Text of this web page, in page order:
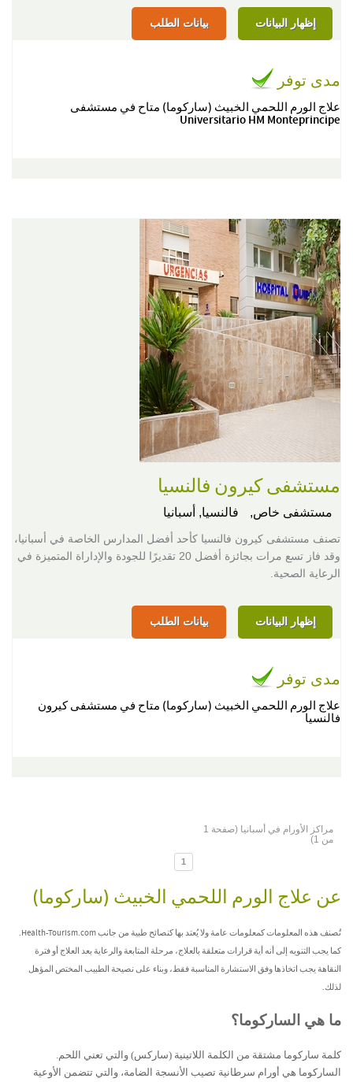
إظهار البيانات بيانات الطلب
مدى توفر
علاج الورم اللحمي الخبيث (ساركوما) متاح في مستشفى
Universitario HM Monteprincipe
مستشفى كيرون فالنسيا
مستشفى خاص, فالنسيا, أسبانيا
تصنف مستشفى كيرون فالنسيا كأحد أفضل المدارس الخاصة في أسبانيا،
وقد فاز تسع مرات بجائزة أفضل 20 تقديرًا للجودة والإداراة المتميزة في
الرعاية الصحية.
إظهار البيانات بيانات الطلب
مدى توفر
علاج الورم اللحمي الخبيث (ساركوما) متاح في مستشفى كيرون
فالنسيا
مراكز الأورام في أسبانيا (صفحة 1
من 1)
1
عن علاج الورم اللحمي الخبيث (ساركوما)
تُصنف هذه المعلومات كمعلومات عامة ولا يُعتد بها كنصائح طبية من جانب Health-Tourism.com.
كما يجب التنويه إلى أنه أية قرارات متعلقة بالعلاج، مرحلة المتابعة والرعاية بعد العلاج أو فترة
النقاهة يجب اتخاذها وفق الاستشارة المناسبة فقط، وبناء على نصيحة الطبيب المختص المؤهل
لذلك.
ما هي الساركوما؟
كلمة ساركوما مشتقة من الكلمة اللاتينية (ساركس) والتي تعني اللحم.
الساركوما هي أورام سرطانية تصيب الأنسجة الضامة، والتي تتضمن الأوعية